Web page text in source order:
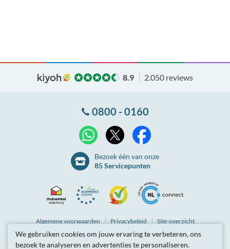
8.9 2.050 reviews
0800 - 0160
WhatsApp
Bezoek één van onze
85 Servicepunten
WaarborgEurope
Algemenevoorwaarden Privacybeleid Site-overzicht
Partnerprogramma Tarieven zijn inclusief btw.
We gebruiken cookies om jouw ervaring te verbeteren, ons
bezoek te analyseren en advertenties te personaliseren.